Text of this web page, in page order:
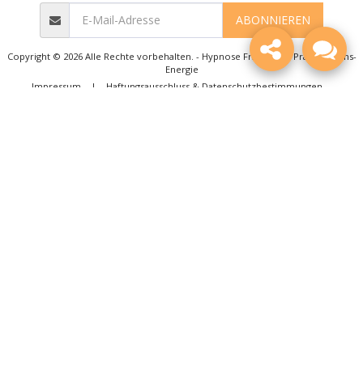
ABONNIEREN
Copyright © 2026 Alle Rechte vorbehalten. - Hypnose Frauenfeld Praxis Lebens-
Energie
Impressum | Haftungsausschluss & Datenschutzbestimmungen